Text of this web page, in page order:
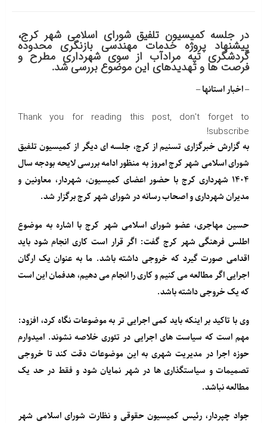
در جلسه کمیسیون تلفیق شورای اسلامی شهر کرج،
پیشنهاد پروژه خدمات مهندسی بازنگری محدوده
گردشگری تپه مرادآب از سوی شهرداری مطرح و
فرصت ها و تهدیدهای این موضوع بررسی شد.
– اخبار استانها –
Thank you for reading this post, don't forget to
subscribe!
به گزارش خبرگزاری تسنیم از کرج، جلسه ای دیگر از کمیسیون تلفیق
شورای اسلامی شهر کرج امروز به منظور ادامه بررسی لایحه بودجه سال
۱۴۰۴ شهرداری کرج با حضور اعضای کمیسیون، شهردار، معاونین و
مدیران شهرداری و اصحاب رسانه در شورای شهر کرج برگزار شد.
حسین مهاجری، عضو شورای اسلامی شهر کرج با اشاره به موضوع
اطلس فرهنگی شهر کرج گفت: اگر قرار است کاری انجام شود باید
اقدامی صورت گیرد که خروجی داشته باشد. ما به عنوان یک ارگان
اجرایی اگر مطالعه می کنیم و کاری را انجام می دهیم، هدفمان این است
که یک خروجی داشته باشد.
وی با تاکید بر اینکه باید کمی اجرایی تر به موضوعات نگاه کرد، افزود:
مهم است که سیاست های اجرایی در تئوری خلاصه نشوند. امیدوارم
حوزه اجرا در مدیریت شهری به این موضوعات دقت کند تا خروجی
تصمیمات و سیاستگذاری ها در شهر نمایان شود و فقط در حد یک
مطالعه نباشد.
جواد چپردار، رئیس کمیسیون حقوقی و نظارت شورای اسلامی شهر